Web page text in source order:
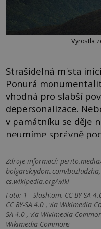
Vyrostla
Strašidelná místa
Ponurá
vhodná pro slabší
depersonalizace.
v památníku se děje
neumíme správně
Zdroje informací:
bolgarskiydom.com/
cs.wikipedia.org/wiki
Foto: 1 - Slashtom, CC BY-SA
CC BY-SA 4.0 , via Wikimedia
SA 4.0 , via Wikimedia
Wikimedia Commons